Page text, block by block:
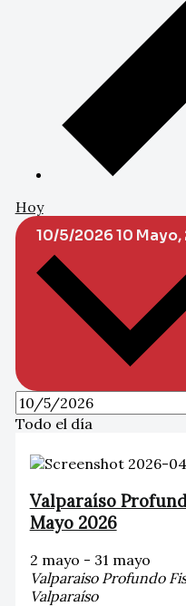
Hoy
10/5/202610
Todo el día
Valparaíso
Mayo 2026
2 mayo - 31 mayo
Valparaiso Profundo
Valparaíso